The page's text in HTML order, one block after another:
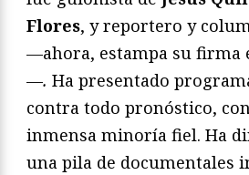
Flores, y reportero y
—ahora, estampa su firma
—. Ha presentado
contra todo pronóstico,
inmensa minoría fiel. Ha
una pila de documentales